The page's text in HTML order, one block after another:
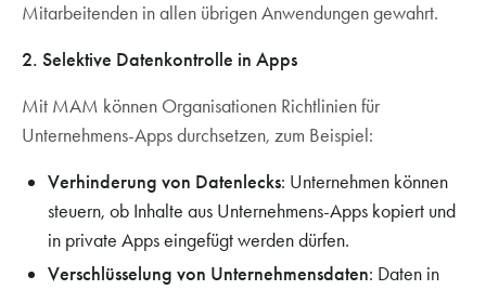
Mitarbeitenden in allen übrigen Anwendungen gewahrt.
2. Selektive Datenkontrolle in Apps
Mit MAM können Organisationen Richtlinien für
Unternehmens-Apps durchsetzen, zum Beispiel:
Verhinderung von Datenlecks: Unternehmen können
steuern, ob Inhalte aus Unternehmens-Apps kopiert und
in private Apps eingefügt werden dürfen.
Verschlüsselung von Unternehmensdaten: Daten in